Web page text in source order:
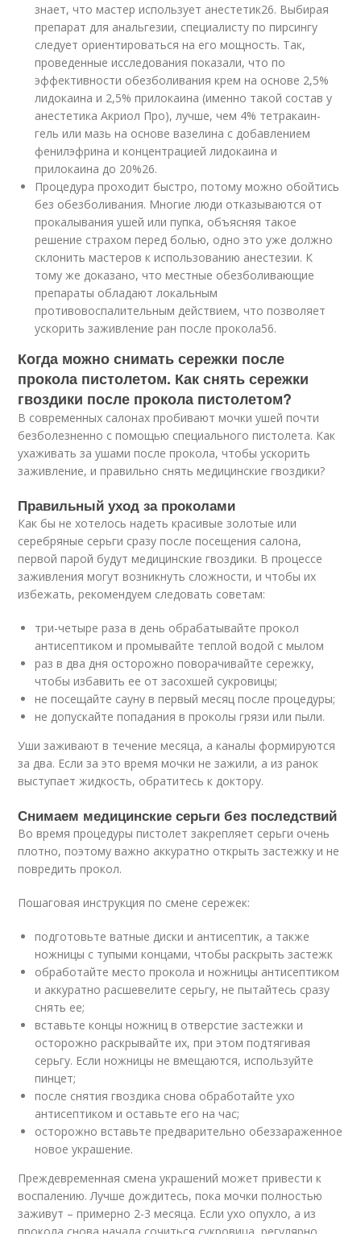
знает, что мастер использует анестетик26. Выбирая
препарат для анальгезии, специалисту по пирсингу
следует ориентироваться на его мощность. Так,
проведенные исследования показали, что по
эффективности обезболивания крем на основе 2,5%
лидокаина и 2,5% прилокаина (именно такой состав у
анестетика Акриол Про), лучше, чем 4% тетракаин-
гель или мазь на основе вазелина с добавлением
фенилэфрина и концентрацией лидокаина и
прилокаина до 20%26.
Процедура проходит быстро, потому можно обойтись
без обезболивания. Многие люди отказываются от
прокалывания ушей или пупка, объясняя такое
решение страхом перед болью, одно это уже должно
склонить мастеров к использованию анестезии. К
тому же доказано, что местные обезболивающие
препараты обладают локальным
противовоспалительным действием, что позволяет
ускорить заживление ран после прокола56.
Когда можно снимать сережки после
прокола пистолетом. Как снять сережки
гвоздики после прокола пистолетом?
В современных салонах пробивают мочки ушей почти
безболезненно с помощью специального пистолета. Как
ухаживать за ушами после прокола, чтобы ускорить
заживление, и правильно снять медицинские гвоздики?
Правильный уход за проколами
Как бы не хотелось надеть красивые золотые или
серебряные серьги сразу после посещения салона,
первой парой будут медицинские гвоздики. В процессе
заживления могут возникнуть сложности, и чтобы их
избежать, рекомендуем следовать советам:
три-четыре раза в день обрабатывайте прокол
антисептиком и промывайте теплой водой с мылом
раз в два дня осторожно поворачивайте сережку,
чтобы избавить ее от засохшей сукровицы;
не посещайте сауну в первый месяц после процедуры;
не допускайте попадания в проколы грязи или пыли.
Уши заживают в течение месяца, а каналы формируются
за два. Если за это время мочки не зажили, а из ранок
выступает жидкость, обратитесь к доктору.
Снимаем медицинские серьги без последствий
Во время процедуры пистолет закрепляет серьги очень
плотно, поэтому важно аккуратно открыть застежку и не
повредить прокол.
Пошаговая инструкция по смене сережек:
подготовьте ватные диски и антисептик, а также
ножницы с тупыми концами, чтобы раскрыть застежк
обработайте место прокола и ножницы антисептиком
и аккуратно расшевелите серьгу, не пытайтесь сразу
снять ее;
вставьте концы ножниц в отверстие застежки и
осторожно раскрывайте их, при этом подтягивая
серьгу. Если ножницы не вмещаются, используйте
пинцет;
после снятия гвоздика снова обработайте ухо
антисептиком и оставьте его на час;
осторожно вставьте предварительно обеззараженное
новое украшение.
Преждевременная смена украшений может привести к
воспалению. Лучше дождитесь, пока мочки полностью
заживут – примерно 2-3 месяца. Если ухо опухло, а из
прокола снова начала сочиться сукровица, регулярно